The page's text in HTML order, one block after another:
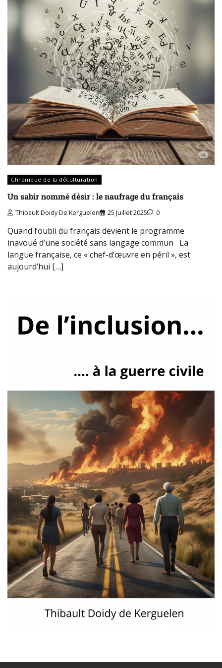
Chronique de la déculturation
Un sabir nommé désir : le naufrage du français
Thibault Doidy De Kerguelen 25 Juillet 2025 0
Quand l’oubli du français devient le programme
inavoué d’une société sans langage commun La
langue française, ce « chef-d’œuvre en péril », est
aujourd’hui […]